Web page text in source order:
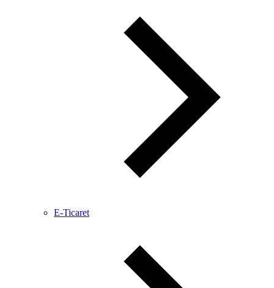
E-Ticaret